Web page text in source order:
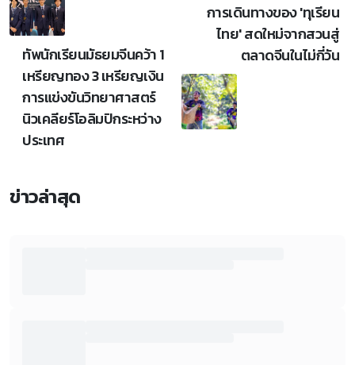
ทัพนักเรียนมัธยมจีนคว้า 1
เหรียญทอง 3 เหรียญเงิน
การแข่งขันวิทยาศาสตร์
นิวเคลียร์โอลิมปิกระหว่าง
ประเทศ
การเดินทางของ 'ทุเรียน
ไทย' สดใหม่จากสวนสู่
ตลาดจีนในไม่กี่วัน
ข่าวล่าสุด